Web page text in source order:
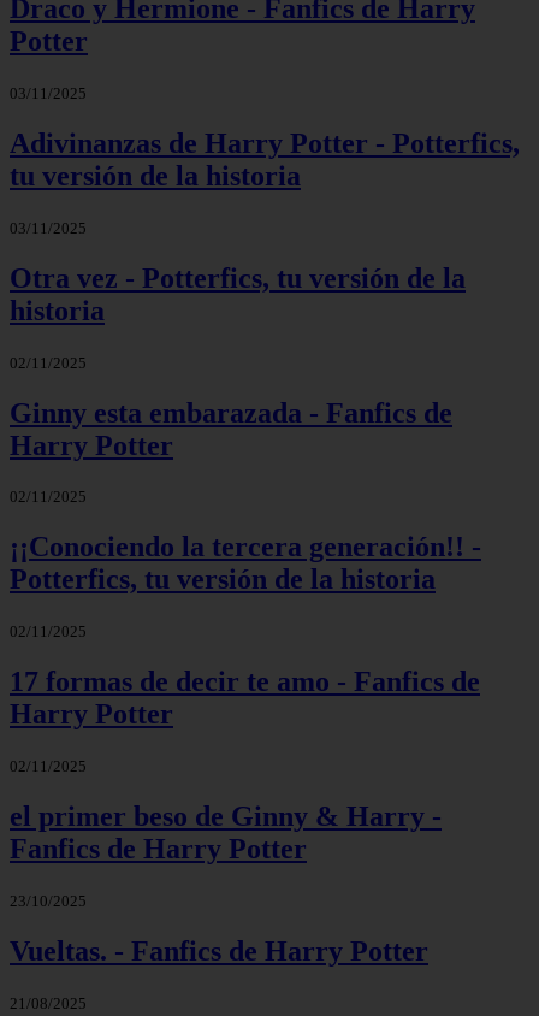
Draco y Hermione - Fanfics de Harry
Potter
03/11/2025
Adivinanzas de Harry Potter - Potterfics,
tu versión de la historia
03/11/2025
Otra vez - Potterfics, tu versión de la
historia
02/11/2025
Ginny esta embarazada - Fanfics de
Harry Potter
02/11/2025
¡¡Conociendo la tercera generación!! -
Potterfics, tu versión de la historia
02/11/2025
17 formas de decir te amo - Fanfics de
Harry Potter
02/11/2025
el primer beso de Ginny & Harry -
Fanfics de Harry Potter
23/10/2025
Vueltas. - Fanfics de Harry Potter
21/08/2025